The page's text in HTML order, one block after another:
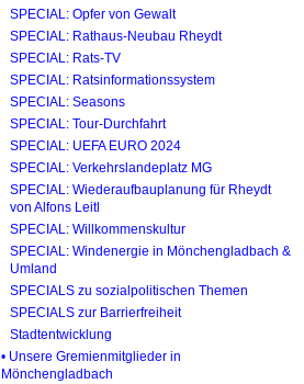
SPECIAL: Opfer von Gewalt
SPECIAL: Rathaus-Neubau Rheydt
SPECIAL: Rats-TV
SPECIAL: Ratsinformations­system
SPECIAL: Seasons
SPECIAL: Tour-Durchfahrt
SPECIAL: UEFA EURO 2024
SPECIAL: Verkehrslandeplatz MG
SPECIAL: Wiederaufbau­planung für Rheydt
von Alfons Leitl
SPECIAL: Willkommenskultur
SPECIAL: Windenergie in Mönchengladbach &
Umland
SPECIALS zu sozialpolitischen Themen
SPECIALS zur Barrierfreiheit
Stadtentwicklung
• Unsere Gremienmitglieder in
Mönchengladbach